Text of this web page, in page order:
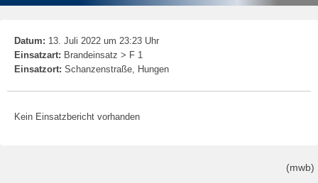
Datum: 13. Juli 2022 um 23:23 Uhr
Einsatzart: Brandeinsatz > F 1
Einsatzort: Schanzenstraße, Hungen
Kein Einsatzbericht vorhanden
(mwb)